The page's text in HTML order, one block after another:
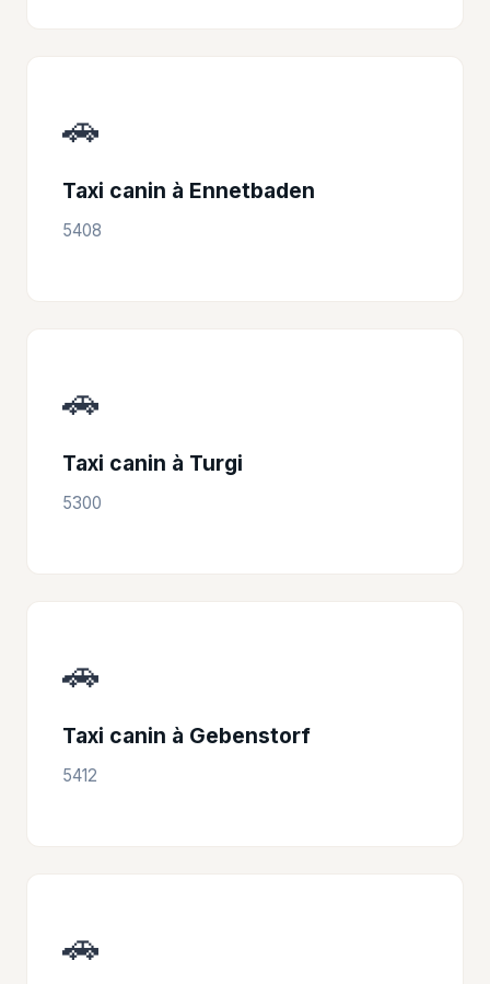
🚗
Taxi canin à Ennetbaden
5408
🚗
Taxi canin à Turgi
5300
🚗
Taxi canin à Gebenstorf
5412
🚗